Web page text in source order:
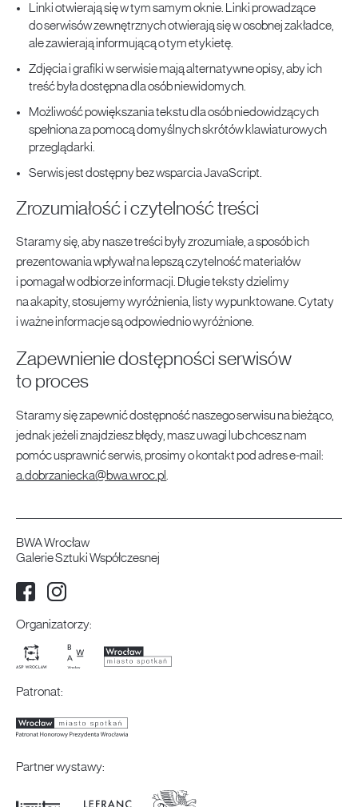
Linki otwierają się w tym samym oknie. Linki prowadzące
do serwisów zewnętrznych otwierają się w osobnej zakładce,
ale zawierają informującą o tym etykietę.
Zdjęcia i grafiki w serwisie mają alternatywne opisy, aby ich
treść była dostępna dla osób niewidomych.
Możliwość powiększania tekstu dla osób niedowidzących
spełniona za pomocą domyślnych skrótów klawiaturowych
przeglądarki.
Serwis jest dostępny bez wsparcia JavaScript.
Zrozumiałość i czytelność treści
Staramy się, aby nasze treści były zrozumiałe, a sposób ich
prezentowania wpływał na lepszą czytelność materiałów
i pomagał w odbiorze informacji. Długie teksty dzielimy
na akapity, stosujemy wyróżnienia, listy wypunktowane. Cytaty
i ważne informacje są odpowiednio wyróżnione.
Zapewnienie dostępności serwisów
to proces
Staramy się zapewnić dostępność naszego serwisu na bieżąco,
jednak jeżeli znajdziesz błędy, masz uwagi lub chcesz nam
pomóc usprawnić serwis, prosimy o kontakt pod adres e-mail:
a.dobrzaniecka@bwa.wroc.pl
Media społecznościowe:
FacebookInstagram
BWA Wrocław
Galerie Sztuki Współczesnej
Organizatorzy:
Patronat:
Partner wystawy: